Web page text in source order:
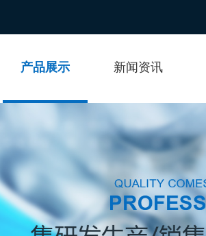
产品展示 新闻资讯